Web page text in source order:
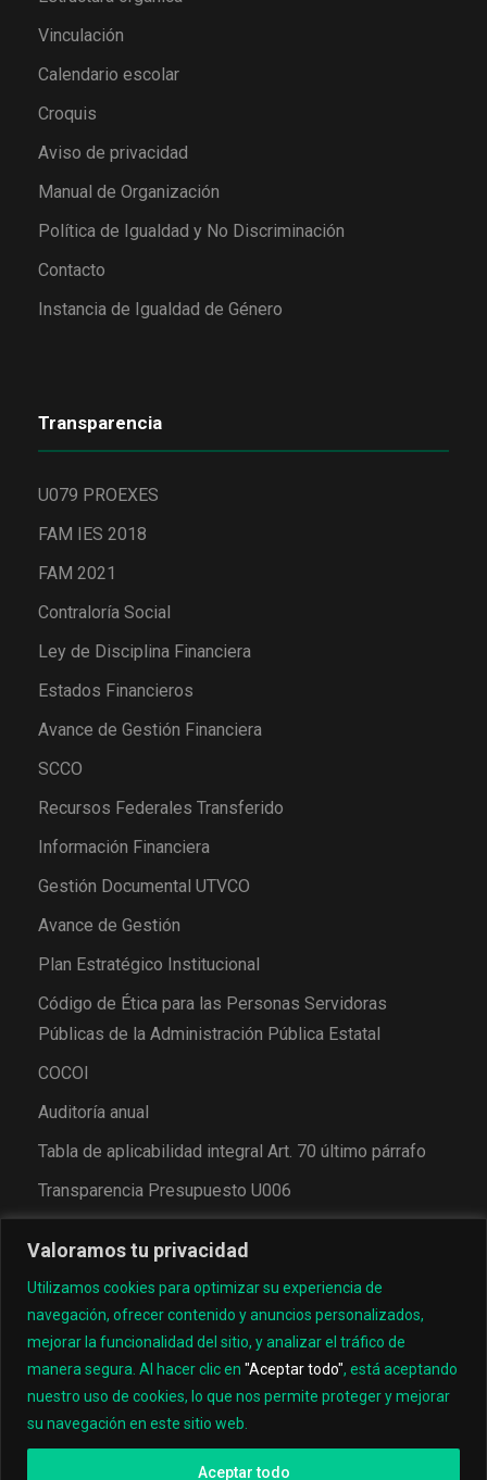
Valoramos tu privacidad
Utilizamos cookies para optimizar su experiencia de
navegación, ofrecer contenido y anuncios personalizados,
mejorar la funcionalidad del sitio, y analizar el tráfico de
manera segura. Al hacer clic en "Aceptar todo", está aceptando
nuestro uso de cookies, lo que nos permite proteger y mejorar
su navegación en este sitio web.
Aceptar todo
Vinculación
Calendario escolar
Croquis
Aviso de privacidad
Manual de Organización
Política de Igualdad y No Discriminación
Contacto
Instancia de Igualdad de Género
Transparencia
U079 PROEXES
FAM IES 2018
FAM 2021
Contraloría Social
Ley de Disciplina Financiera
Estados Financieros
Avance de Gestión Financiera
SCCO
Recursos Federales Transferido
Información Financiera
Gestión Documental UTVCO
Avance de Gestión
Plan Estratégico Institucional
Código de Ética para las Personas Servidoras
Públicas de la Administración Pública Estatal
COCOI
Auditoría anual
Tabla de aplicabilidad integral Art. 70 último párrafo
Transparencia Presupuesto U006
© 2022, Universidad Tecnológica de los Valles Centrales
de Oaxaca